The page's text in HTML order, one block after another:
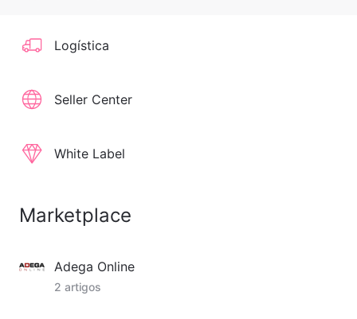
Logística
Seller Center
White Label
Marketplace
Adega Online
2 artigos